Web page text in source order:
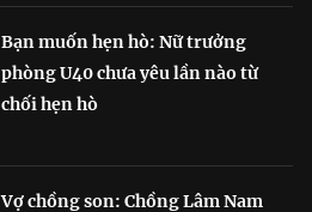
Bạn muốn hẹn hò: Nữ trưởng
phòng U40 chưa yêu lần nào từ
chối hẹn hò
Vợ chồng son: Chồng Lâm Nam